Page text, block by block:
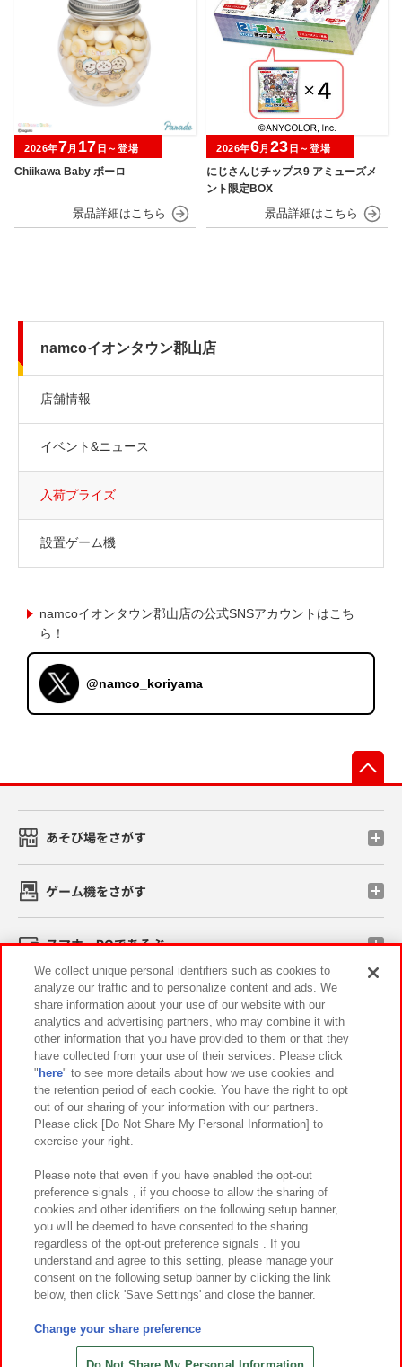
Chiikawa Baby ボーロ
2026年7月 17 日～登場
にじさんじチップス9 アミューズメ
ント限定BOX
2026年6月 23 日～登場
namcoイオンタウン郡山店
店舗情報
イベント&ニュース
入荷プライズ
設置ゲーム機
namcoイオンタウン郡山店の公式SNSアカウントはこち
ら！
@namco_koriyama
あそび場をさがす
ゲーム機をさがす
スマホ・PCであそぶ
イベント・キャンペーン
関連会社 サステナビリティ サイトポリシー
プライバシーポリシー ウェブアクセシビリティ方針と検証結果
お取引先さまとともに
カスタマーハラスメント対応方針 よくあるご質問・お問い合わせ
©Bandai Namco Amusement Inc.
©Bandai Namco Amusement Lab Inc.
©HANAYASHIKI Co., Ltd. All Rights Reserved.
We collect unique personal identifiers such as cookies to
analyze our traffic and to personalize content and ads. We
share information about your use of our website with our
analytics and advertising partners, who may combine it with
other information that you have provided to them or that they
have collected from your use of their services. Please click
" here" to see more details about how we use cookies and
the retention period of each cookie. You have the right to opt
out of our sharing of your information with our partners.
Please click [Do Not Share My Personal Information] to
exercise your right.
Please note that even if you have enabled the opt-out
preference signals , if you choose to allow the sharing of
cookies and other identifiers on the following setup banner,
you will be deemed to have consented to the sharing
regardless of the opt-out preference signals . If you
understand and agree to this setting, please manage your
consent on the following setup banner by clicking the link
below, then click 'Save Settings' and close the banner.
Change your share preference